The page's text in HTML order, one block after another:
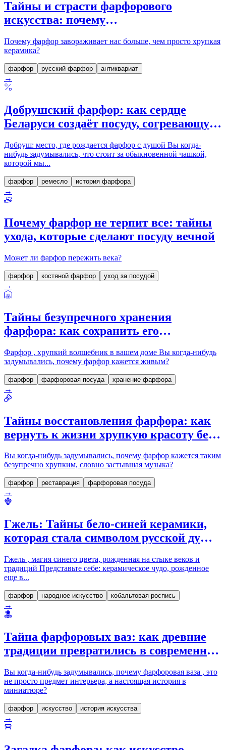
Тайны и страсти фарфорового
искусства: почему
чем хрупкий фарфор
Почему фарфор завораживает нас больше, чем просто хрупкая
керамика?
фарфор русский фарфор антиквариат
→
Добрушский фарфор: как сердце
Беларуси создаёт посуду, согревающую
Добруш: место, где рождается фарфор с душой Вы когда-
нибудь задумывались, что стоит за обыкновенной чашкой,
которой мы...
фарфор ремесло история фарфора
→
Почему фарфор не терпит все: тайны
ухода, которые сделают посуду вечной
Может ли фарфор пережить века?
фарфор костяной фарфор уход за посудой
→
Тайны безупречного хранения
фарфора: как сохранить его
Фарфор , хрупкий волшебник в вашем доме Вы когда-нибудь
задумывались, почему фарфор кажется живым?
фарфор фарфоровая посуда хранение фарфора
→
Тайны восстановления фарфора: как
вернуть к жизни хрупкую красоту без
Вы когда-нибудь задумывались, почему фарфор кажется таким
безупречно хрупким, словно застывшая музыка?
фарфор реставрация фарфоровая посуда
→
Гжель: Тайны бело-синей керамики,
которая стала символом русской души
Гжель , магия синего цвета, рожденная на стыке веков и
традиций Представьте себе: керамическое чудо, рожденное
еще в...
фарфор народное искусство кобальтовая роспись
→
Тайна фарфоровых ваз: как древние
традиции превратились в современное
Вы когда-нибудь задумывались, почему фарфоровая ваза , это
не просто предмет интерьера, а настоящая история в
миниатюре?
фарфор искусство история искусства
→